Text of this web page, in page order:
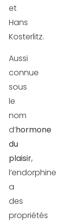
et
Hans
Kosterlitz.
Aussi
connue
sous
le
nom
d’hormone
du
plaisir,
l’endorphine
a
des
propriétés